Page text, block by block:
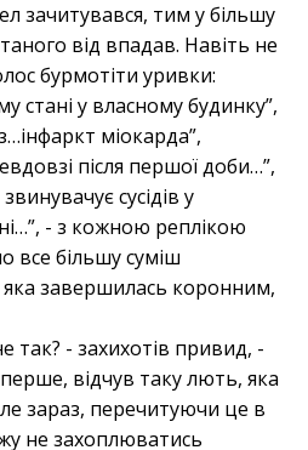
зачитувався, тим у більшу
від впадав. Навіть не
бурмотіти уривки:
стані у власному будинку”,
міокарда”,
після першої доби…”,
сусідів у
- з кожною реплікою
все більшу суміш
завершилась коронним,
так? - захихотів привид, -
відчув таку лють, яка
зараз, перечитуючи це в
не захоплюватись